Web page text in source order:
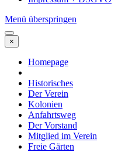
Menü überspringen
×
Homepage
Historisches
Der Verein
Kolonien
Anfahrtsweg
Der Vorstand
Mitglied im Verein
Freie Gärten